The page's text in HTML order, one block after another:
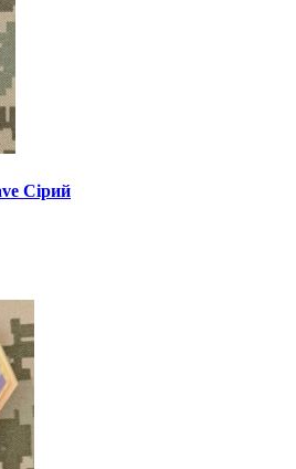
Cірий